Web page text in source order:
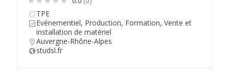
TPE
Evénementiel, Production, Formation, Vente et
installation de matériel
Auvergne-Rhône-Alpes
studsl.fr